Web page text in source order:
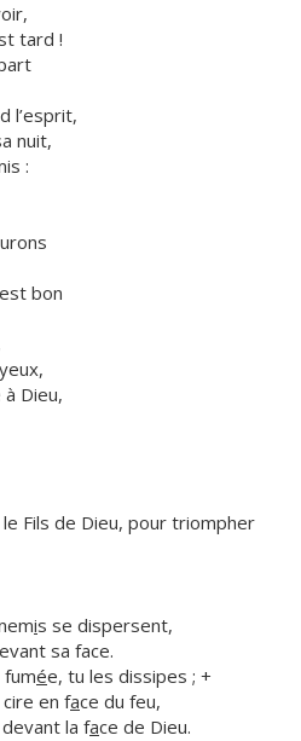
tard !
l’esprit,
nuit,
:
bon
Dieu,
Fils de Dieu, pour triompher
is se dispersent,
sa face.
fumée, tu les dissipes ; +
en face du feu,
la face de Dieu.